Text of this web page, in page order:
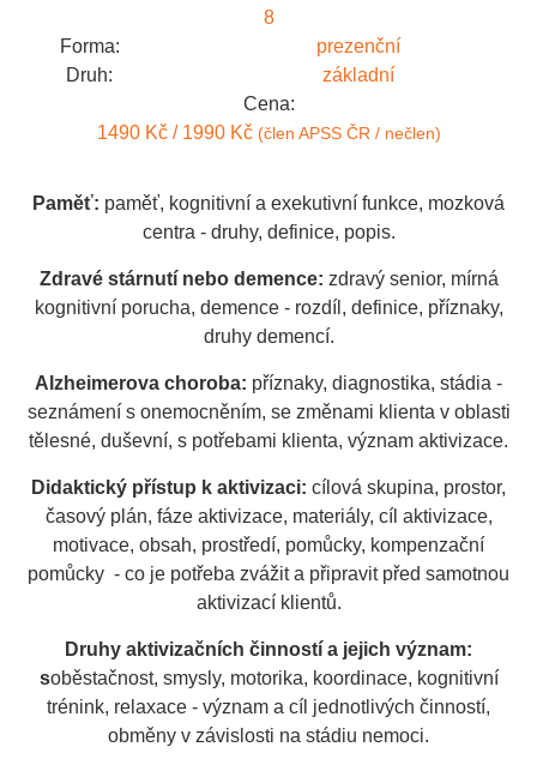
8
Forma:
prezenční
Druh:
základní
Cena:
1490 Kč / 1990 Kč (člen APSS ČR / nečlen)
Paměť: paměť, kognitivní a exekutivní funkce, mozková
centra - druhy, definice, popis.
Zdravé stárnutí nebo demence: zdravý senior, mírná
kognitivní porucha, demence - rozdíl, definice, příznaky,
druhy demencí.
Alzheimerova choroba: příznaky, diagnostika, stádia -
seznámení s onemocněním, se změnami klienta v oblasti
tělesné, duševní, s potřebami klienta, význam aktivizace.
Didaktický přístup k aktivizaci: cílová skupina, prostor,
časový plán, fáze aktivizace, materiály, cíl aktivizace,
motivace, obsah, prostředí, pomůcky, kompenzační
pomůcky - co je potřeba zvážit a připravit před samotnou
aktivizací klientů.
Druhy aktivizačních činností a jejich význam:
soběstačnost, smysly, motorika, koordinace, kognitivní
trénink, relaxace - význam a cíl jednotlivých činností,
obměny v závislosti na stádiu nemoci.